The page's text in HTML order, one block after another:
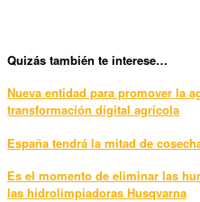
Quizás también te interese…
Nueva entidad para promover la
transformación digital agrícola
España tendrá la mitad de
Es el momento de eliminar las
las hidrolimpiadoras Husqvarna